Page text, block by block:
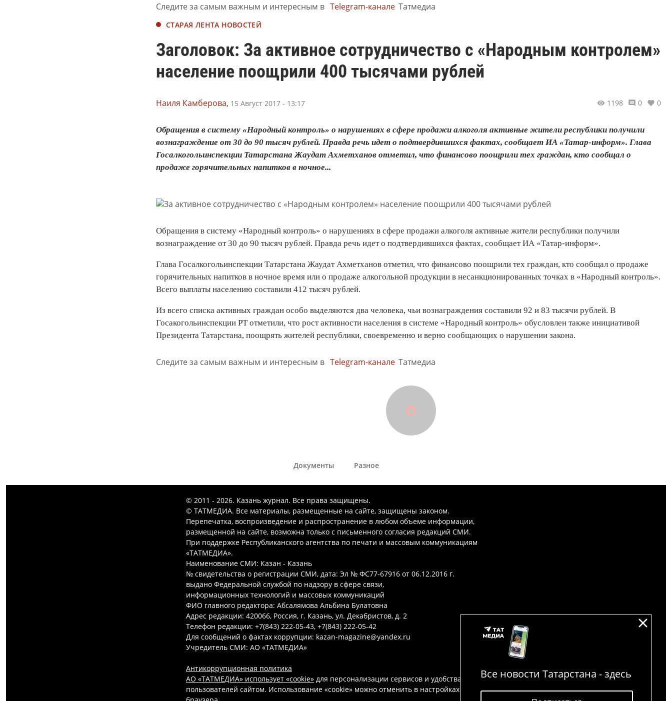
Следите за самым важным и интересным в Telegram-канале Татмедиа
СТАРАЯ ЛЕНТА НОВОСТЕЙ
Заголовок: За активное сотрудничество с «Народным контролем»
население поощрили 400 тысячами рублей
Наиля Камберова, 15 Август 2017 - 13:17 1198 0 0
Обращения в систему «Народный контроль» о нарушениях в сфере продажи алкоголя активные жители республики получили
вознаграждение от 30 до 90 тысяч рублей. Правда речь идет о подтвердившихся фактах, сообщает ИА «Татар-информ». Глава
Госалкогольинспекции Татарстана Жаудат Ахметханов отметил, что финансово поощрили тех граждан, кто сообщал о
продаже горячительных напитков в ночное...
Обращения в систему «Народный контроль» о нарушениях в сфере продажи алкоголя активные жители республики получили
вознаграждение от 30 до 90 тысяч рублей. Правда речь идет о подтвердившихся фактах, сообщает ИА «Татар-информ».
Глава Госалкогольинспекции Татарстана Жаудат Ахметханов отметил, что финансово поощрили тех граждан, кто сообщал о продаже
горячительных напитков в ночное время или о продаже алкогольной продукции в несанкционированных точках в «Народный контроль».
Всего выплаты населению составили 412 тысяч рублей.
Из всего списка активных граждан особо выделяются два человека, чьи вознаграждения составили 92 и 83 тысячи рублей. В
Госакогольинспекции РТ отметили, что рост активности населения в системе «Народный контроль» обусловлен также инициативой
Президента Татарстана, поощрять жителей республики, своевременно и верно сообщающих о нарушении закона.
Следите за самым важным и интересным в Telegram-канале Татмедиа
Все новости Татарстана - здесь
Документы Разное
© 2011 - 2026. Казань журнал. Все права защищены.
© ТАТМЕДИА. Все материалы, размещенные на сайте, защищены законом.
Перепечатка, воспроизведение и распространение в любом объеме информации,
размещенной на сайте, возможна только с письменного согласия редакций СМИ.
При поддержке Республиканского агентства по печати и массовым коммуникациям
«ТАТМЕДИА».
Наименование СМИ: Казан - Казань
№ свидетельства о регистрации СМИ, дата: Эл № ФС77-67916 от 06.12.2016 г.
выдано Федеральной службой по надзору в сфере связи,
информационных технологий и массовых коммуникаций
ФИО главного редактора: Абсалямова Альбина Булатовна
Адрес редакции: 420066, Россия, г. Казань, ул. Декабристов, д. 2
Телефон редакции: +7(843) 222-05-43, +7(843) 222-05-42
Для сообщений о фактах коррупции: kazan-magazine@yandex.ru
Учредитель СМИ: АО «ТАТМЕДИА»
Антикоррупционная политика
АО «ТАТМЕДИА» использует «cookie» для персонализации сервисов и удобства
пользователей сайтом. Использование «cookie» можно отменить в настройках